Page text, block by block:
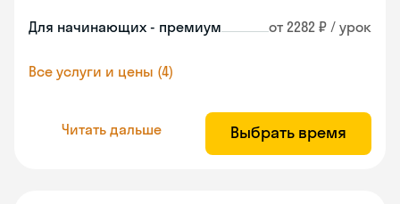
Для начинающих - премиум от 2282 ₽ / урок
Все услуги и цены (4)
Читать дальше Выбрать время